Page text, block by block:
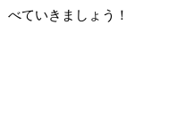
べていきましょう！